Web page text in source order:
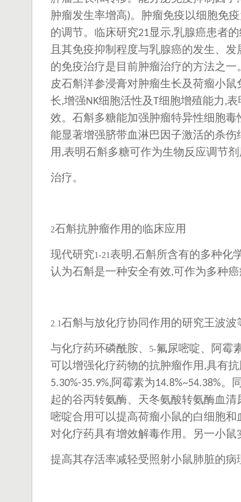
肿瘤发生率增高)。肿瘤免疫以细胞免
的调节。临床研究21显示,乳腺癌患者
且其免疫抑制程度与乳腺癌的发生、
的免疫治疗是目前肿瘤治疗的方法之一
皮石斛洋参浸膏对肿瘤生长及荷瘤小
长,增强NK细胞活性及T细胞增殖能力,表
效。石斛多糖能加强肿瘤特异性细胞毒
能显著增强脐带血淋巴因子激活的杀
用 ,表明石斛多糖可作为生物反应调节
治疗。
2石斛抗肿瘤作用的临床应用
现代研究1-21表明 ,石斛所含有的多种化
认为石斛是一种安全有效,可作为多种
2.1石斛与放化疗协同作用的研究王波
与化疗药环磷酰胺、 5-氟尿嘧啶、阿霉
可以增强化疗药物的抗肿瘤作用 ,具有
5.30%-35.9%,阿霉素为14.8%~54.38%。
起的谷丙转氨酶、天冬氨酸转氨酶血
嘧啶合用可以提高荷瘤小鼠的白细胞和
对化疗药具有增效解毒作用。另一小鼠
提高其存活率减轻受照射小鼠肺脏的病